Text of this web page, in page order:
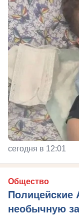
сегодня в 12:01
Общество
Полицейские
необычную